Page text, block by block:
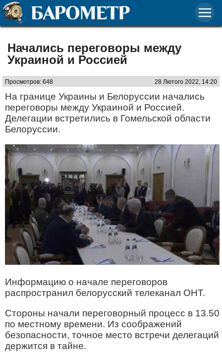
Начались переговоры между
Украиной и Россией
Просмотров: 648 28 Лютого 2022, 14:20
На границе Украины и Белоруссии начались
переговоры между Украиной и Россией.
Делегации встретились в Гомельской области
Белоруссии.
Информацию о начале переговоров
распространил белорусский телеканал ОНТ.
Стороны начали переговорный процесс в 13.50
по местному времени. Из соображений
безопасности, точное место встречи делегаций
держится в тайне.